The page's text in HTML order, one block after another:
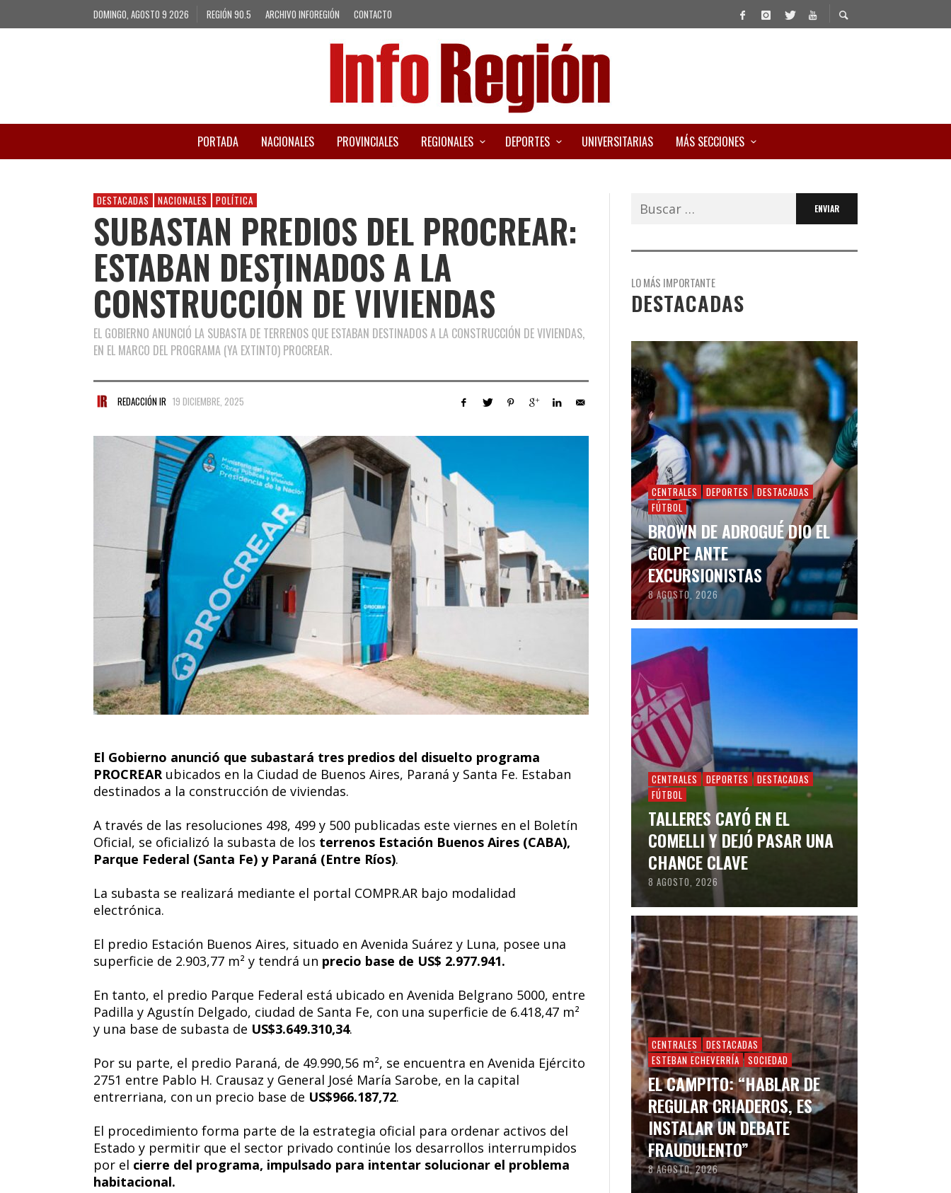
DOMINGO, AGOSTO 9 2026 REGIÓN 90.5 ARCHIVO INFOREGIÓN CONTACTO
PORTADA NACIONALES PROVINCIALES REGIONALES DEPORTES UNIVERSITARIAS MÁS SECCIONES
DESTACADAS NACIONALES POLÍTICA
SUBASTAN PREDIOS DEL PROCREAR:
ESTABAN DESTINADOS A LA
CONSTRUCCIÓN DE VIVIENDAS
EL GOBIERNO ANUNCIÓ LA SUBASTA DE TERRENOS QUE ESTABAN DESTINADOS A LA CONSTRUCCIÓN DE VIVIENDAS,
EN EL MARCO DEL PROGRAMA (YA EXTINTO) PROCREAR.
REDACCIÓN IR 19 DICIEMBRE, 2025
El Gobierno anunció que subastará tres predios del disuelto programa
PROCREAR ubicados en la Ciudad de Buenos Aires, Paraná y Santa Fe. Estaban
destinados a la construcción de viviendas.
A través de las resoluciones 498, 499 y 500 publicadas este viernes en el Boletín
Oficial, se oficializó la subasta de los terrenos Estación Buenos Aires (CABA),
Parque Federal (Santa Fe) y Paraná (Entre Ríos).
La subasta se realizará mediante el portal COMPR.AR bajo modalidad
electrónica.
El predio Estación Buenos Aires, situado en Avenida Suárez y Luna, posee una
superficie de 2.903,77 m² y tendrá un precio base de US$ 2.977.941.
En tanto, el predio Parque Federal está ubicado en Avenida Belgrano 5000, entre
Padilla y Agustín Delgado, ciudad de Santa Fe, con una superficie de 6.418,47 m²
y una base de subasta de US$3.649.310,34.
Por su parte, el predio Paraná, de 49.990,56 m², se encuentra en Avenida Ejército
2751 entre Pablo H. Crausaz y General José María Sarobe, en la capital
entrerriana, con un precio base de US$966.187,72.
El procedimiento forma parte de la estrategia oficial para ordenar activos del
Estado y permitir que el sector privado continúe los desarrollos interrumpidos
por el cierre del programa, impulsado para intentar solucionar el problema
habitacional.
Buscar:
LO MÁS IMPORTANTE
DESTACADAS
CENTRALES DEPORTES
DESTACADAS
FÚTBOL
BROWN DE ADROGUÉ DIO EL
GOLPE ANTE
EXCURSIONISTAS
8 AGOSTO, 2026
CENTRALES DEPORTES
DESTACADAS
FÚTBOL
TALLERES CAYÓ EN EL
COMELLI Y DEJÓ PASAR UNA
CHANCE CLAVE
8 AGOSTO, 2026
CENTRALES
DESTACADAS
ESTEBAN ECHEVERRÍA
SOCIEDAD
EL CAMPITO: “HABLAR DE
REGULAR CRIADEROS, ES
INSTALAR UN DEBATE
FRAUDULENTO”
8 AGOSTO, 2026